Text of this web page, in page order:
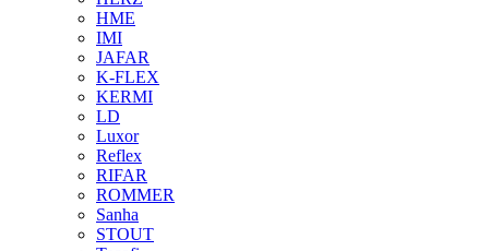
HME
IMI
JAFAR
K-FLEX
KERMI
LD
Luxor
Reflex
RIFAR
ROMMER
Sanha
STOUT